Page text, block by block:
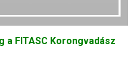
a FITASC Korongvadász